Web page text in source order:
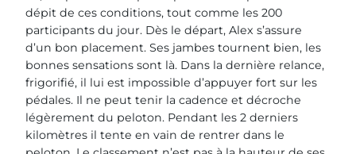
dépit de ces conditions, tout comme les 200
participants du jour. Dès le départ, Alex s’assure
d’un bon placement. Ses jambes tournent bien, les
bonnes sensations sont là. Dans la dernière relance,
frigorifié, il lui est impossible d’appuyer fort sur les
pédales. Il ne peut tenir la cadence et décroche
légèrement du peloton. Pendant les 2 derniers
kilomètres il tente en vain de rentrer dans le